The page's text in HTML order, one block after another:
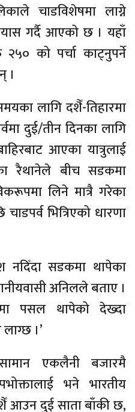
चाडविशेषमा लाग्ने
गर्दै आएको छ । यहाँ
को पर्चा काट्नुपर्ने
।
लागि दशैँ-तिहारमा
दुई/तीन दिनका लागि
आएका यात्रुलाई
रैथानेले बीच सडकमा
लिने मात्रै गरेका
भित्रिएको धारणा
नदिँदा सडकमा थापेका
अनिलले बताए ।
पसल थापेको देख्दा
।’
एकलैनी बजारमै
भने भारतीय
आउन दुई साता बाँकी छ,